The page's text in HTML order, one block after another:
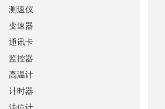
测速仪
变速器
通讯卡
监控器
高温计
计时器